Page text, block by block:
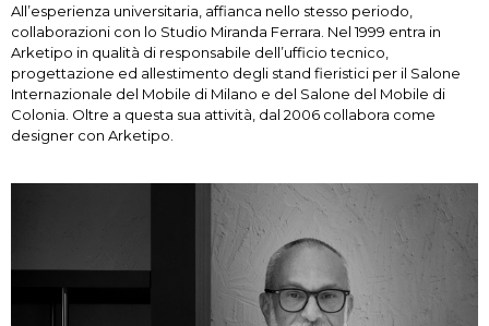
All’esperienza universitaria, affianca nello stesso periodo,
collaborazioni con lo Studio Miranda Ferrara. Nel 1999 entra in
Arketipo in qualità di responsabile dell’ufficio tecnico,
progettazione ed allestimento degli stand fieristici per il Salone
Internazionale del Mobile di Milano e del Salone del Mobile di
Colonia. Oltre a questa sua attività, dal 2006 collabora come
designer con Arketipo.